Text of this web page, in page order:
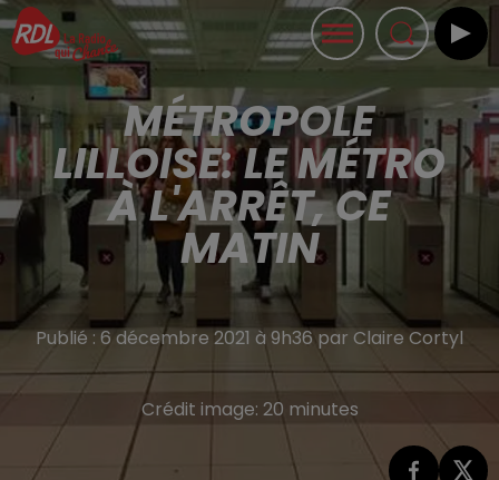
MÉTROPOLE
LILLOISE: LE MÉTRO
À L'ARRÊT, CE
MATIN
Publié : 6 décembre 2021 à 9h36 par Claire Cortyl
Crédit image: 20 minutes